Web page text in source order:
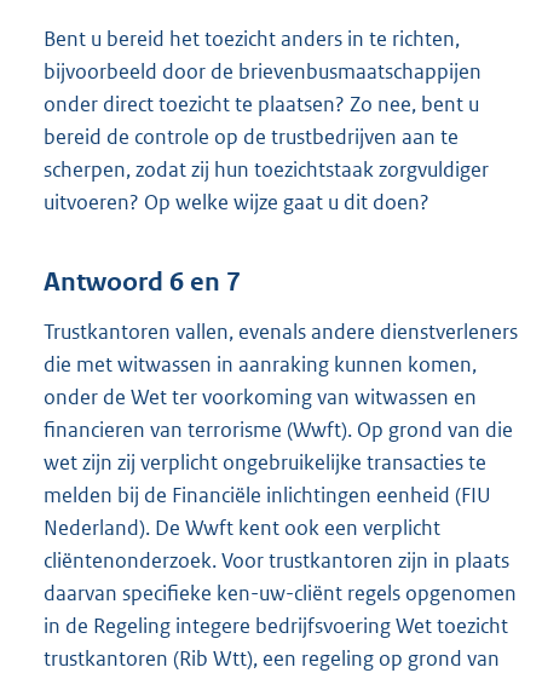
Bent u bereid het toezicht anders in te richten,
bijvoorbeeld door de brievenbusmaatschappijen
onder direct toezicht te plaatsen? Zo nee, bent u
bereid de controle op de trustbedrijven aan te
scherpen, zodat zij hun toezichtstaak zorgvuldiger
uitvoeren? Op welke wijze gaat u dit doen?
Antwoord 6 en 7
Trustkantoren vallen, evenals andere dienstverleners
die met witwassen in aanraking kunnen komen,
onder de Wet ter voorkoming van witwassen en
financieren van terrorisme (Wwft). Op grond van die
wet zijn zij verplicht ongebruikelijke transacties te
melden bij de Financiële inlichtingen eenheid (FIU
Nederland). De Wwft kent ook een verplicht
cliëntenonderzoek. Voor trustkantoren zijn in plaats
daarvan specifieke ken-uw-cliënt regels opgenomen
in de Regeling integere bedrijfsvoering Wet toezicht
trustkantoren (Rib Wtt), een regeling op grond van